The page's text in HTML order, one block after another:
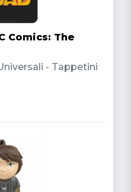
Comics: The
- Tappetini